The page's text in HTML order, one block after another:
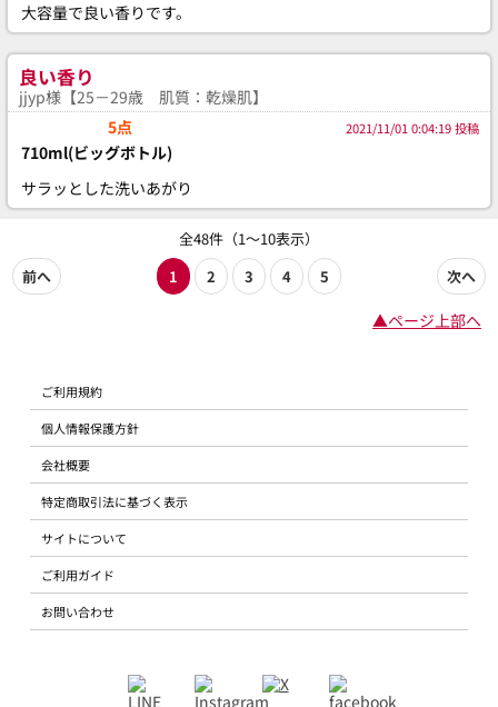
大容量で良い香りです。
良い香り
jjyp様【25－29歳 肌質：乾燥肌】
5点
2021/11/01 0:04:19 投稿
710ml(ビッグボトル)
サラッとした洗いあがり
全48件（1～10表示）
前へ
1 2 3 4 5 次へ
▲ページ上部へ
ご利用規約
個人情報保護方針
会社概要
特定商取引法に基づく表示
サイトについて
ご利用ガイド
お問い合わせ